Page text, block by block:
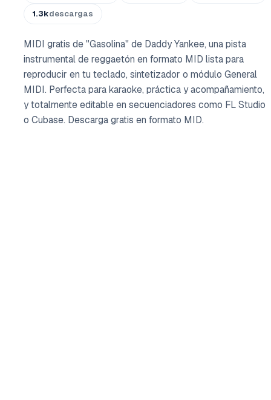
1.3kdescargas
MIDI gratis de "Gasolina" de Daddy Yankee, una pista
instrumental de reggaetón en formato MID lista para
reproducir en tu teclado, sintetizador o módulo General
MIDI. Perfecta para karaoke, práctica y acompañamiento,
y totalmente editable en secuenciadores como FL Studio
o Cubase. Descarga gratis en formato MID.